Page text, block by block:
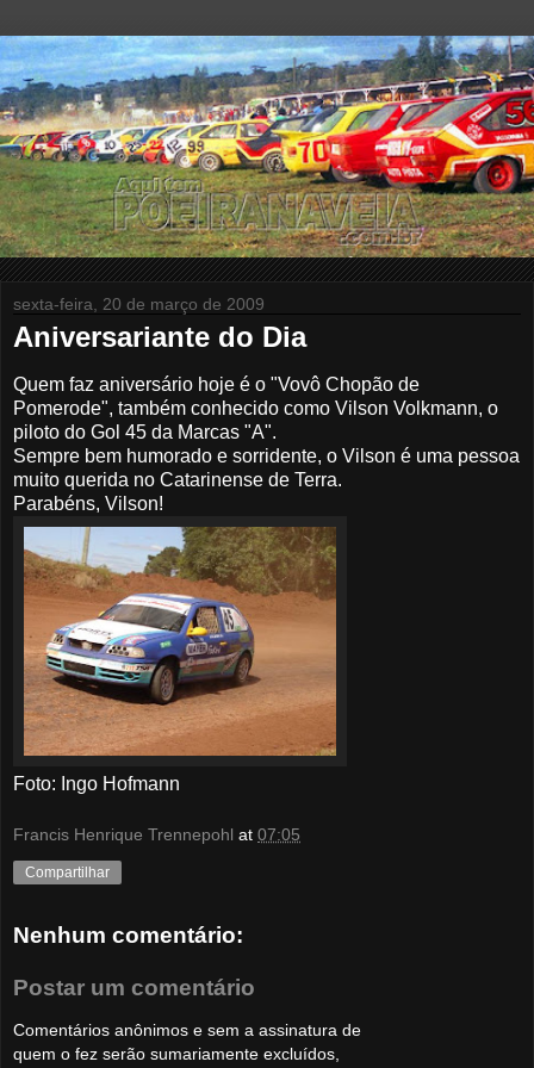
sexta-feira, 20 de março de 2009
Aniversariante do Dia
Quem faz aniversário hoje é o "Vovô Chopão de
Pomerode", também conhecido como Vilson Volkmann, o
piloto do Gol 45 da Marcas "A".
Sempre bem humorado e sorridente, o Vilson é uma pessoa
muito querida no Catarinense de Terra.
Parabéns, Vilson!
Foto: Ingo Hofmann
Francis Henrique Trennepohl at 07:05
Compartilhar
Nenhum comentário:
Postar um comentário
Comentários anônimos e sem a assinatura de
quem o fez serão sumariamente excluídos,